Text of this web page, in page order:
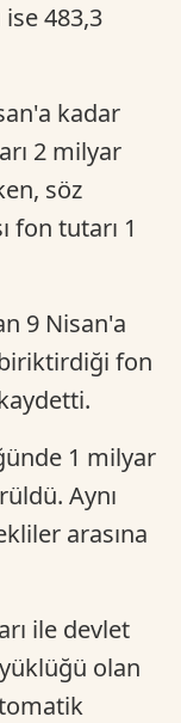
483,3
kadar
2 milyar
söz
fon tutarı 1
9 Nisan'a
fon
1 milyar
Aynı
arasına
ile devlet
olan